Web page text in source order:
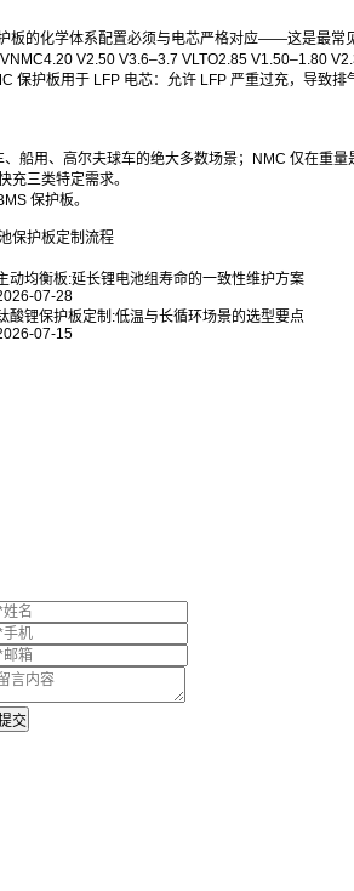
板的化学体系配置必须与电芯严格对应——这是最常
V2.50 V3.6–3.7 VLTO2.85 V1.50–1.80
保护板用于 LFP 电芯：允许 LFP 严重过充，导致
船用、高尔夫球车的绝大多数场景；NMC 仅在重
充三类特定需求。
保护板。
保护板定制流程
动均衡板:延长锂电池组寿命的一致性维护方案
07-28
酸锂保护板定制:低温与长循环场景的选型要点
07-15